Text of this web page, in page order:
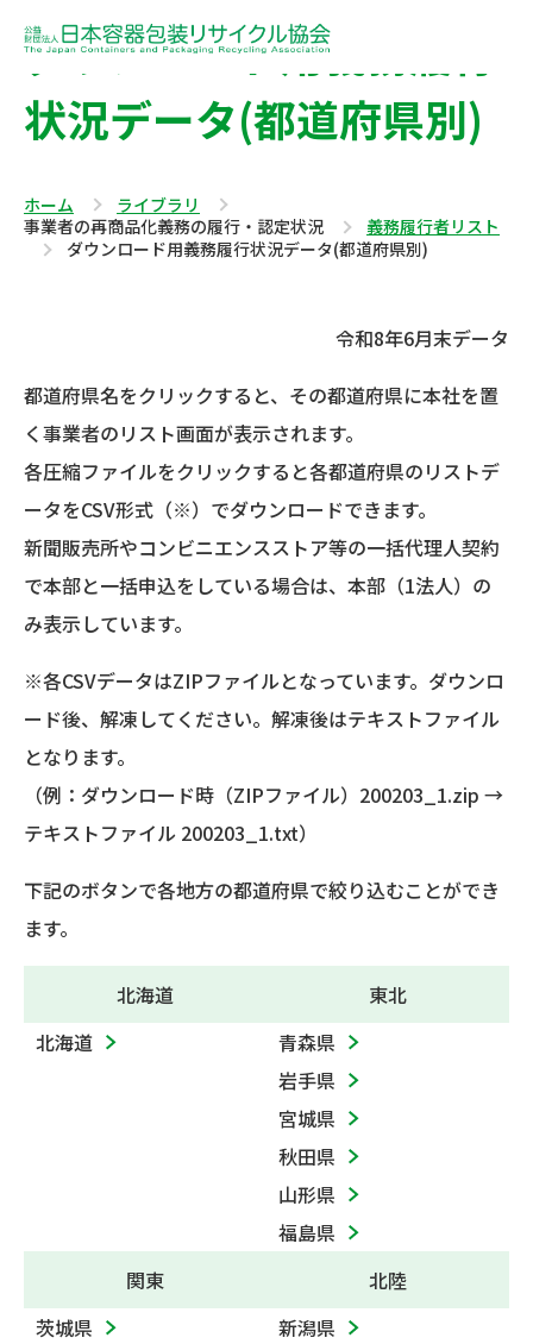
ダウンロード用義務履行
状況データ(都道府県別)
ホーム
ライブラリ
事業者の再商品化義務の履行・認定状況
義務履行者リスト
ダウンロード用義務履行状況データ(都道府県別)
令和8年6月末データ
都道府県名をクリックすると、その都道府県に本社を置
く事業者のリスト画面が表示されます。
各圧縮ファイルをクリックすると各都道府県のリストデ
ータをCSV形式（※）でダウンロードできます。
新聞販売所やコンビニエンスストア等の一括代理人契約
で本部と一括申込をしている場合は、本部（1法人）の
み表示しています。
※各CSVデータはZIPファイルとなっています。ダウンロ
ード後、解凍してください。解凍後はテキストファイル
となります。
（例：ダウンロード時（ZIPファイル）200203_1.zip →
テキストファイル 200203_1.txt）
下記のボタンで各地方の都道府県で絞り込むことができ
ます。
北海道
北海道
東北
青森県
岩手県
宮城県
秋田県
山形県
福島県
関東
茨城県
北陸
新潟県